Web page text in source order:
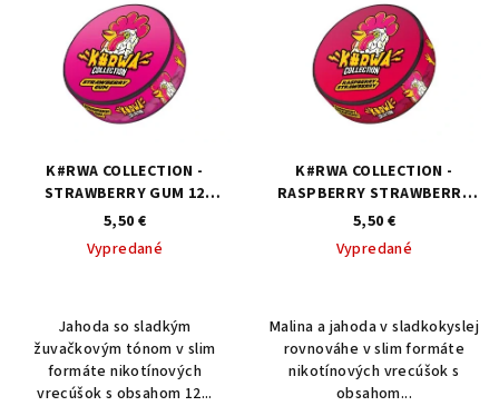
K#RWA COLLECTION -
STRAWBERRY GUM 12
mg/vrecúško
5,50 €
Vypredané
Jahoda so sladkým
žuvačkovým tónom v slim
formáte nikotínových
vrecúšok s obsahom 12...
K#RWA COLLECTION -
RASPBERRY STRAWBERRY
12 mg/vrecúško
5,50 €
Vypredané
Malina a jahoda v sladkokyslej
rovnováhe v slim formáte
nikotínových vrecúšok s
obsahom...